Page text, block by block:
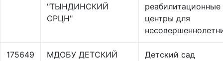
"ТЫНДИНСКИЙ
СРЦН"
реабилитационные
центры для
175649
МДОБУ ДЕТСКИЙ
Детский сад